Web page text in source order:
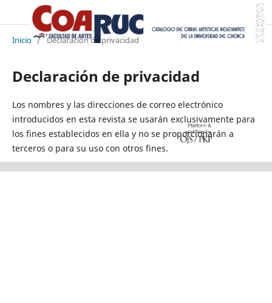
Inicio / Declaración de privacidad
Declaración de privacidad
Los nombres y las direcciones de correo electrónico
introducidos en esta revista se usarán exclusivamente para
los fines establecidos en ella y no se proporcionarán a
terceros o para su uso con otros fines.